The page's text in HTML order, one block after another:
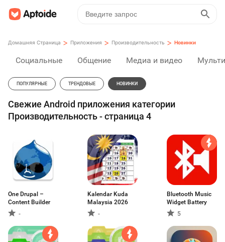
Домашняя Страница > Приложения > Производительность > Новинки
Социальные Общение Медиа и видео
ПОПУЛЯРНЫЕ ТРЕНДОВЫЕ НОВИНКИ
Свежие Android приложения категории
Производительность - страница 4
One Drupal –
Content Builder
-
Kalendar Kuda
Malaysia 2026
-
Bluetooth Music
Widget Battery
5